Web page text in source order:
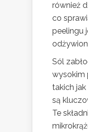
również
co
peelingu
Sól
wysokim
takich jak
są
Te